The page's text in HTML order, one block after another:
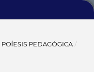
POÍESIS PEDAGÓGICA /